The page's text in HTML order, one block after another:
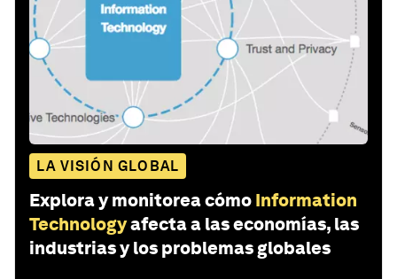
LA VISIÓN GLOBAL
Explora y monitorea cómo Information
Technologyafecta a las economías, las
industrias y los problemas globales